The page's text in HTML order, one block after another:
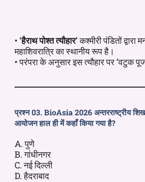
• ‘हैराथ पोश्त त्यौहार’ कश्मीरी पंडितों द्वारा
महाशिवरात्रि का स्थानीय रूप है।
• परंपरा के अनुसार इस त्यौहार पर ‘वटुक
प्रश्न 03. BioAsia 2026 अन्तरराष्ट्रीय
आयोजन हाल ही में कहाँ किया गया है?
A. पुणे
B. गांधीनगर
C. नई दिल्ली
D. हैदराबाद